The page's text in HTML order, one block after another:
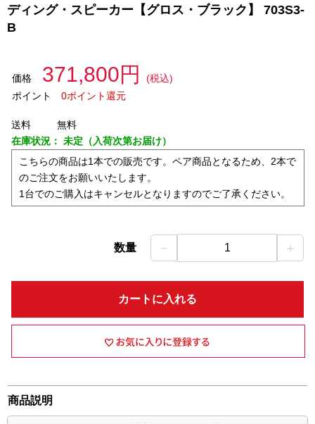
ディング・スピーカー【グロス・ブラック】 703S3-
B
価格 371,800円
(税込)
ポイント
0ポイント還元
送料
無料
在庫状況： 未定（入荷次第お届け）
こちらの商品は1本での販売です。ペア商品となるため、2本で
のご注文をお願いいたします。
1台でのご購入はキャンセルとなりますのでご了承ください。
数量 － 1 ＋
カートに入れる
商品説明